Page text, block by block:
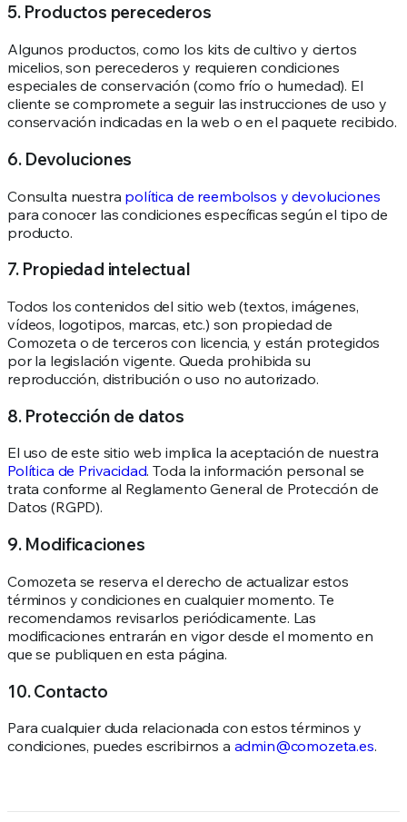
5. Productos perecederos
Algunos productos, como los kits de cultivo y ciertos
micelios, son perecederos y requieren condiciones
especiales de conservación (como frío o humedad). El
cliente se compromete a seguir las instrucciones de uso y
conservación indicadas en la web o en el paquete recibido.
6. Devoluciones
Consulta nuestra política de reembolsos y devoluciones
para conocer las condiciones específicas según el tipo de
producto.
7. Propiedad intelectual
Todos los contenidos del sitio web (textos, imágenes,
vídeos, logotipos, marcas, etc.) son propiedad de
Comozeta o de terceros con licencia, y están protegidos
por la legislación vigente. Queda prohibida su
reproducción, distribución o uso no autorizado.
8. Protección de datos
El uso de este sitio web implica la aceptación de nuestra
Política de Privacidad. Toda la información personal se
trata conforme al Reglamento General de Protección de
Datos (RGPD).
9. Modificaciones
Comozeta se reserva el derecho de actualizar estos
términos y condiciones en cualquier momento. Te
recomendamos revisarlos periódicamente. Las
modificaciones entrarán en vigor desde el momento en
que se publiquen en esta página.
10. Contacto
Para cualquier duda relacionada con estos términos y
condiciones, puedes escribirnos a admin@comozeta.es.